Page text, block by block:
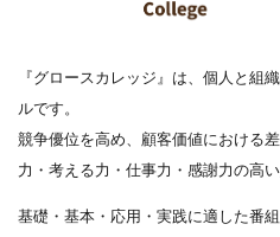
『グロースカレッジ』は、個人と組
ルです。
競争優位を高め、顧客価値における
力・考える力・仕事力・感謝力の高
基礎・基本・応用・実践に適した番